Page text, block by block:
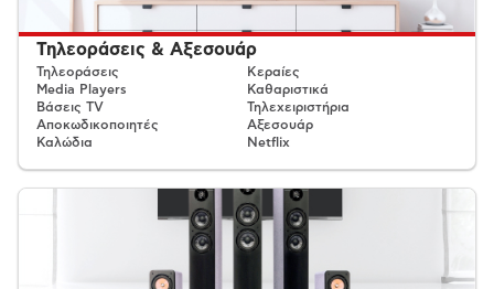
Τηλεοράσεις & Αξεσουάρ
Τηλεοράσεις
Media Players
Βάσεις TV
Αποκωδικοποιητές
Καλώδια
Κεραίες
Καθαριστικά
Τηλεχειριστήρια
Αξεσουάρ
Netflix